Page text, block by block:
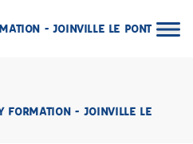
- JOINVILLE LE PONT
FORMATION - JOINVILLE LE